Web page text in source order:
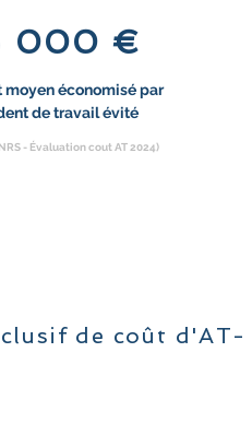
000 €
moyen économisé par
de travail évité
- Évaluation cout AT 2024)
de coût d'AT-